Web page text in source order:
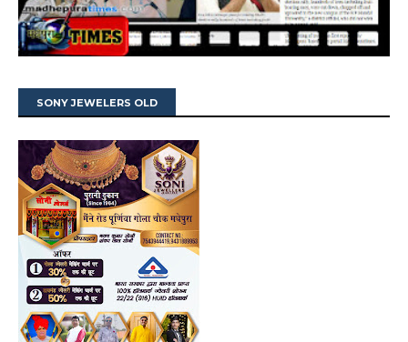
SONY JEWELERS OLD